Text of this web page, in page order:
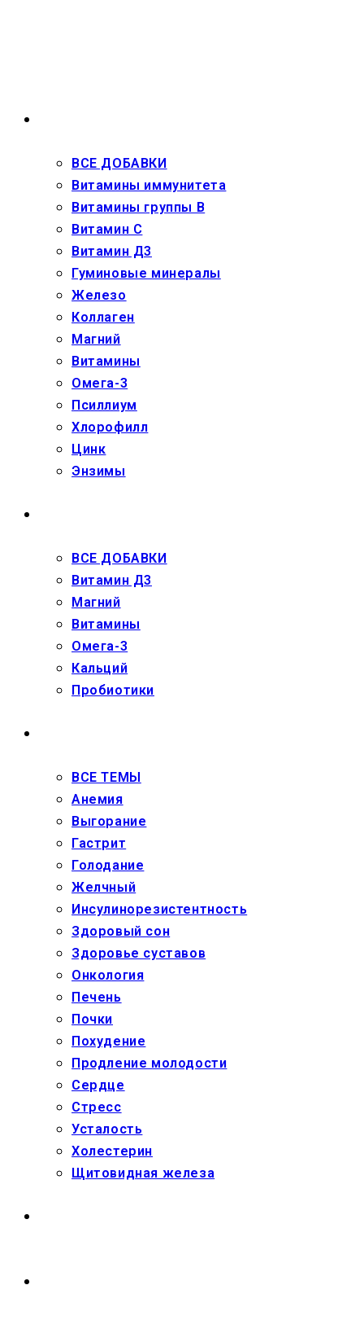
ВСЕ ДОБАВКИ
Витамины иммунитета
Витамины группы В
Витамин С
Витамин Д3
Гуминовые минералы
Железо
Коллаген
Магний
Витамины
Омега-3
Псиллиум
Хлорофилл
Цинк
Энзимы
ВСЕ ДОБАВКИ
Витамин Д3
Магний
Витамины
Омега-3
Кальций
Пробиотики
ВСЕ ТЕМЫ
Анемия
Выгорание
Гастрит
Голодание
Желчный
Инсулинорезистентность
Здоровый сон
Здоровье суставов
Онкология
Печень
Почки
Похудение
Продление молодости
Сердце
Стресс
Усталость
Холестерин
Щитовидная железа